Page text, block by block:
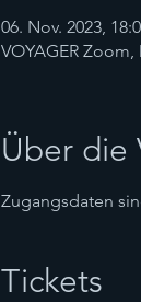
06. Nov. 2023,
VOYAGER
Über die
Zugangsdaten
Tickets